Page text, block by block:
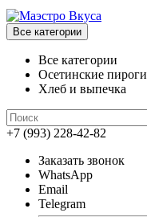
Все категории
Все категории
Осетинские пироги
Хлеб и выпечка
+7 (993) 228-42-82
Заказать звонок
WhatsApp
Email
Telegram